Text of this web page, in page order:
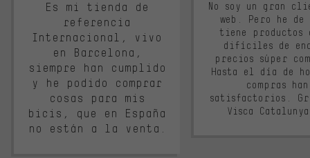
Es mi tienda de
referencia
Internacional, vivo
en Barcelona,
siempre han cumplido
y he podido comprar
cosas para mis
bicis, que en España
no están a la venta.
No soy un gran
web. Pero he
tiene productos
difíciles de
precios súper
Hasta el día de
compras
satisfactorios.
Visca